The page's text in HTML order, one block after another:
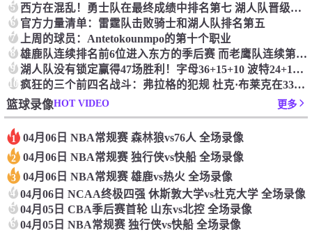
5 西方在混乱！勇士队在最终成绩中排名第七 湖人队晋级季后赛 火箭向快船送了礼物
6 官方力量清单：雷霆队击败骑士和湖人队排名第五
7 上周的球员：Antetokounmpo的第十个职业
8 雄鹿队连续排名前6位进入东方的季后赛 而老鹰队连续第四年在季后赛中踢球
9 湖人队没有锁定赢得47场胜利！字母36+15+10 波特24+12+8 42胜利以锁定季后赛
10 疯狂的三个前四名战斗：弗拉格的犯规 杜克·布莱克在33秒的惊喜中出现了
篮球录像HOT VIDEO 更多
1 04月06日 NBA常规赛 森林狼vs76人 全场录像
2 04月06日 NBA常规赛 独行侠vs快船 全场录像
3 04月06日 NBA常规赛 雄鹿vs热火 全场录像
4 04月06日 NCAA终极四强 休斯敦大学vs杜克大学 全场录像
5 04月05日 CBA季后赛首轮 山东vs北控 全场录像
6 04月05日 NBA常规赛 独行侠vs快船 全场录像